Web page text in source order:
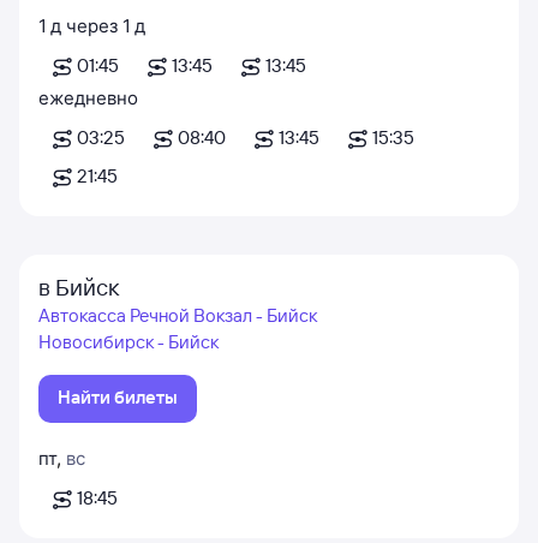
1 д через 1 д
01:45
13:45
13:45
ежедневно
03:25
08:40 13:45
15:35
21:45
в Бийск
Автокасса Речной Вокзал - Бийск
Новосибирск - Бийск
Найти билеты
пт, вс
18:45